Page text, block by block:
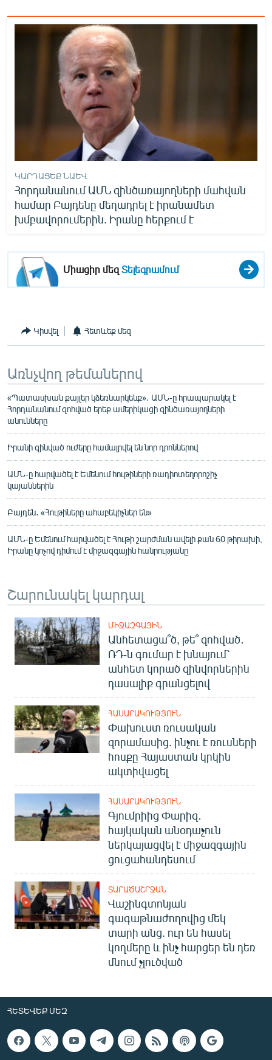
ՀԵՏԵՎԵՔ ՄԵԶ
«Ազատության» բոլոր կայքերը
ԿԱՐԴԱՑԵՔ ՆԱԵՎ
Հորդանանում ԱՄՆ զինծառայողների մահվան
համար Բայդենը մեղադրել է իրանամետ
խմբավորումերին. Իրանը հերքում է
Միացիր մեզՏելեգրամում
Կիսվել Հետևեք մեզ
Առնչվող թեմաներով
«Պատասխան քայլեր կձեռնարկենք»․ ԱՄՆ-ը հրապարակել է
Հորդանանում զոհված երեք ամերիկացի զինծառայողների
անունները
Իրանի զինված ուժերը համալրվել են նոր դրոններով
ԱՄՆ-ը հարվածել է Եմենում հութիների ռադիոտեղորոշիչ
կայաններին
Բայդեն․ «Հութիները ահաբեկիչներ են»
ԱՄՆ-ը Եմենում հարվածել է Հութի շարժման ավելի քան 60 թիրախի,
Իրանը կոչով դիմում է միջազգային հանրությանը
Շարունակել կարդալ
ՄԻՋԱԶԳԱՅԻՆ
Անհետացա՞ծ, թե՞ զոհված․
ՌԴ-ն գումար է խնայում՝
անհետ կորած զինվորներին
դասալիք գրանցելով
ՀԱՍԱՐԱԿՈՒԹՅՈՒՆ
Փախուստ ռուսական
զորամասից. ինչու է ռուսների
հոսքը Հայաստան կրկին
ակտիվացել
ՀԱՍԱՐԱԿՈՒԹՅՈՒՆ
Գյումրիից Փարիզ․
հայկական անօդաչուն
ներկայացվել է միջազգային
ցուցահանդեսում
ՏԱՐԱԾԱՇՐՋԱՆ
Վաշինգտոնյան
գագաթնաժողովից մեկ
տարի անց. ուր են հասել
կողմերը և ինչ հարցեր են դեռ
մնում չլուծված
ՀԵՏԵՎԵՔ ՄԵԶ